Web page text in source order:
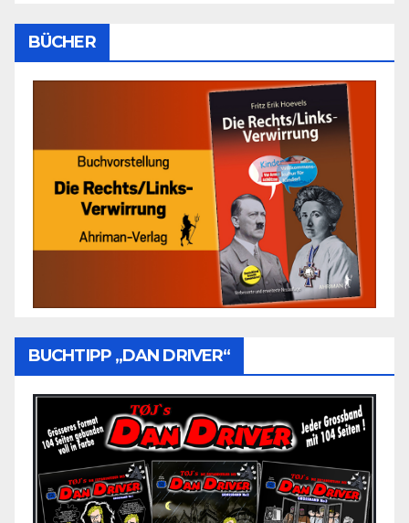
BÜCHER
BUCHTIPP „DAN DRIVER“